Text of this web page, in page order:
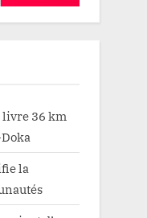
livre 36 km
la